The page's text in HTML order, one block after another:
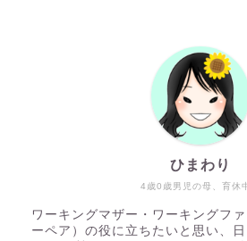
4歳0歳男児の母、育休
ひまわり
ワーキングマザー・ワーキングフ
ーペア）の役に立ちたいと思い、